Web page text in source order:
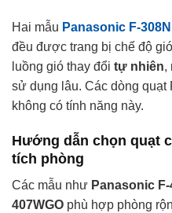
Hai mẫu Panasonic F-
đều được trang bị chế độ gió
luồng gió thay đổi tự nhiên,
sử dụng lâu. Các dòng
không có tính năng này.
Hướng dẫn chọn quạt
tích phòng
Các mẫu như Panasonic
407WGO phù hợp phòng